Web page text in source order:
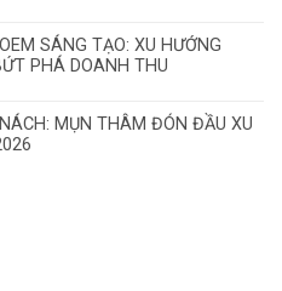
SÁNG TẠO: XU HƯỚNG
PHÁ DOANH THU
MỤN THÂM ĐÓN ĐẦU XU